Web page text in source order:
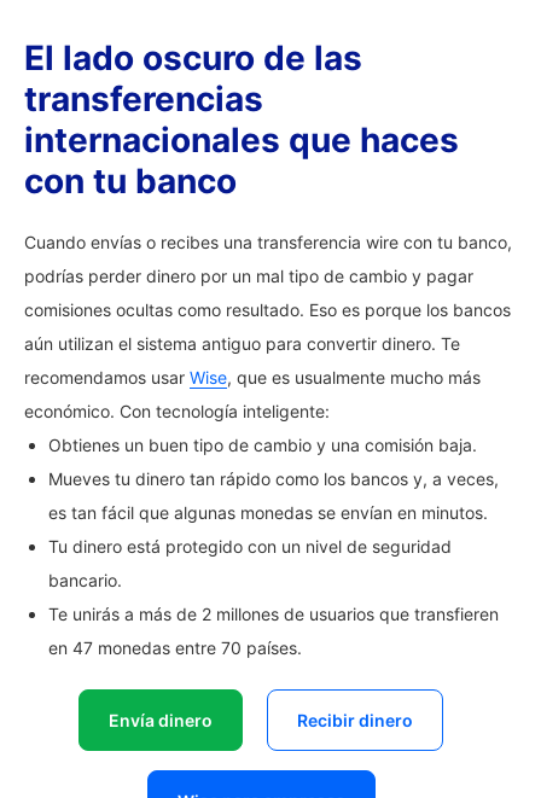
El lado oscuro de las
transferencias
internacionales que haces
con tu banco
Cuando envías o recibes una transferencia wire con tu banco,
podrías perder dinero por un mal tipo de cambio y pagar
comisiones ocultas como resultado. Eso es porque los bancos
aún utilizan el sistema antiguo para convertir dinero. Te
recomendamos usar Wise, que es usualmente mucho más
económico. Con tecnología inteligente:
Obtienes un buen tipo de cambio y una comisión baja.
Mueves tu dinero tan rápido como los bancos y, a veces,
es tan fácil que algunas monedas se envían en minutos.
Tu dinero está protegido con un nivel de seguridad
bancario.
Te unirás a más de 2 millones de usuarios que transfieren
en 47 monedas entre 70 países.
Envía dinero Recibir dinero